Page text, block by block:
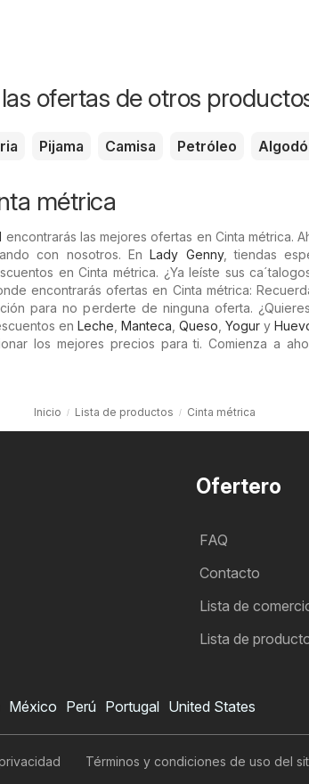
ofertas de otros
Pijama Camisa Petróleo
métrica
encontrarás las mejores ofertas en Cinta métrica.
con nosotros. EnLady Genny, tiendas
en Cinta métrica. ¿Ya leíste sus
encontrarás ofertas en Cinta métrica:
para no perderte de ninguna oferta.
en Leche Manteca Queso Yogur y
los mejores precios para ti. Comienza a
Inicio Lista de productos Cinta métrica
Ofertero
FAQ
Contacto
Lista de
Lista de
México Perú Portugal United States
Términos y condiciones de uso del